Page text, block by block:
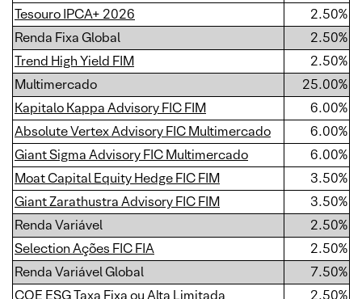
Tesouro IPCA+ 2026
2.50%
Renda Fixa Global
2.50%
Trend High Yield FIM
2.50%
Multimercado
25.00%
Kapitalo Kappa Advisory FIC FIM
6.00%
Absolute Vertex Advisory FIC Multimercado
6.00%
Giant Sigma Advisory FIC Multimercado
6.00%
Moat Capital Equity Hedge FIC FIM
3.50%
Giant Zarathustra Advisory FIC FIM
3.50%
Renda Variável
2.50%
Selection Ações FIC FIA
2.50%
Renda Variável Global
7.50%
COE ESG Taxa Fixa ou Alta Limitada
2.50%